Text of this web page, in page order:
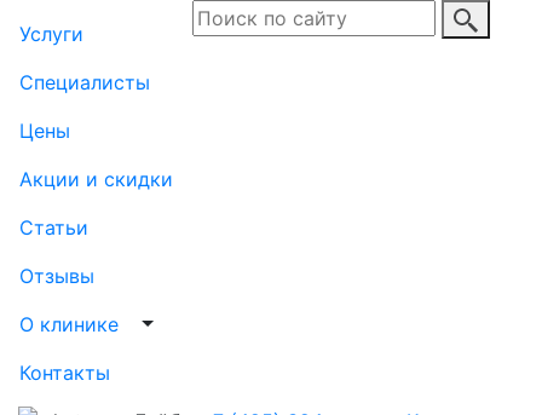
Услуги
Специалисты
Цены
Акции и скидки
Статьи
Отзывы
О клинике
Выпадающий список
Контакты